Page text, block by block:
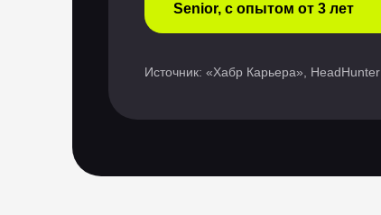
Senior, с опытом от 3 лет
Источник: «Хабр Карьера», HeadHunter